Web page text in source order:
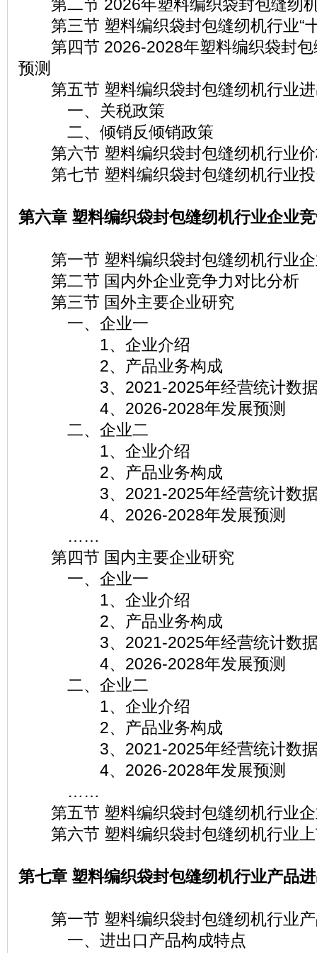
第二节 2026年塑料编织袋封包缝纫
第三节 塑料编织袋封包缝纫机行业“
第四节 2026-2028年塑料编织袋封包
预测
第五节 塑料编织袋封包缝纫机行业进
一、关税政策
二、倾销反倾销政策
第六节 塑料编织袋封包缝纫机行业价
第七节 塑料编织袋封包缝纫机行业投
第六章 塑料编织袋封包缝纫机行业企业
第一节 塑料编织袋封包缝纫机行业企
第二节 国内外企业竞争力对比分析
第三节 国外主要企业研究
一、企业一
1、企业介绍
2、产品业务构成
3、2021-2025年经营统计数
4、2026-2028年发展预测
二、企业二
1、企业介绍
2、产品业务构成
3、2021-2025年经营统计数
4、2026-2028年发展预测
……
第四节 国内主要企业研究
一、企业一
1、企业介绍
2、产品业务构成
3、2021-2025年经营统计数
4、2026-2028年发展预测
二、企业二
1、企业介绍
2、产品业务构成
3、2021-2025年经营统计数
4、2026-2028年发展预测
……
第五节 塑料编织袋封包缝纫机行业企
第六节 塑料编织袋封包缝纫机行业上
第七章 塑料编织袋封包缝纫机行业产品
第一节 塑料编织袋封包缝纫机行业产
一、进出口产品构成特点